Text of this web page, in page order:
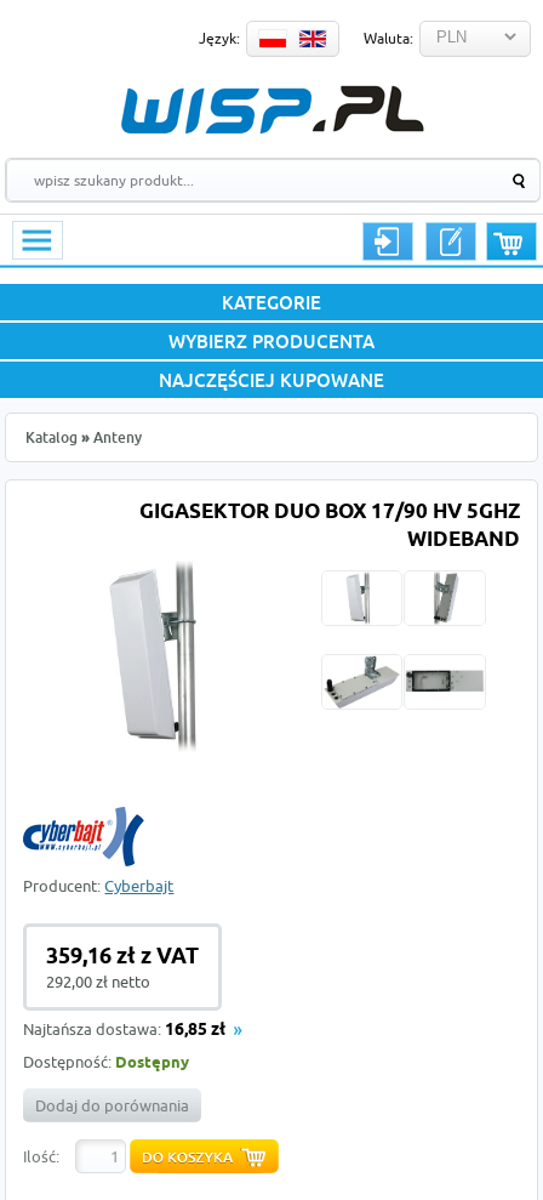
Język: Waluta:
KATEGORIE
WYBIERZ PRODUCENTA
NAJCZĘŚCIEJ KUPOWANE
Katalog » Anteny
GIGASEKTOR DUO BOX 17/90 HV 5GHZ
WIDEBAND
Producent:Cyberbajt
359,16 zł z VAT
292,00 zł netto
Najtańsza dostawa: 16,85 zł
Dostępność: Dostępny
Dodaj do porównania
Ilość: